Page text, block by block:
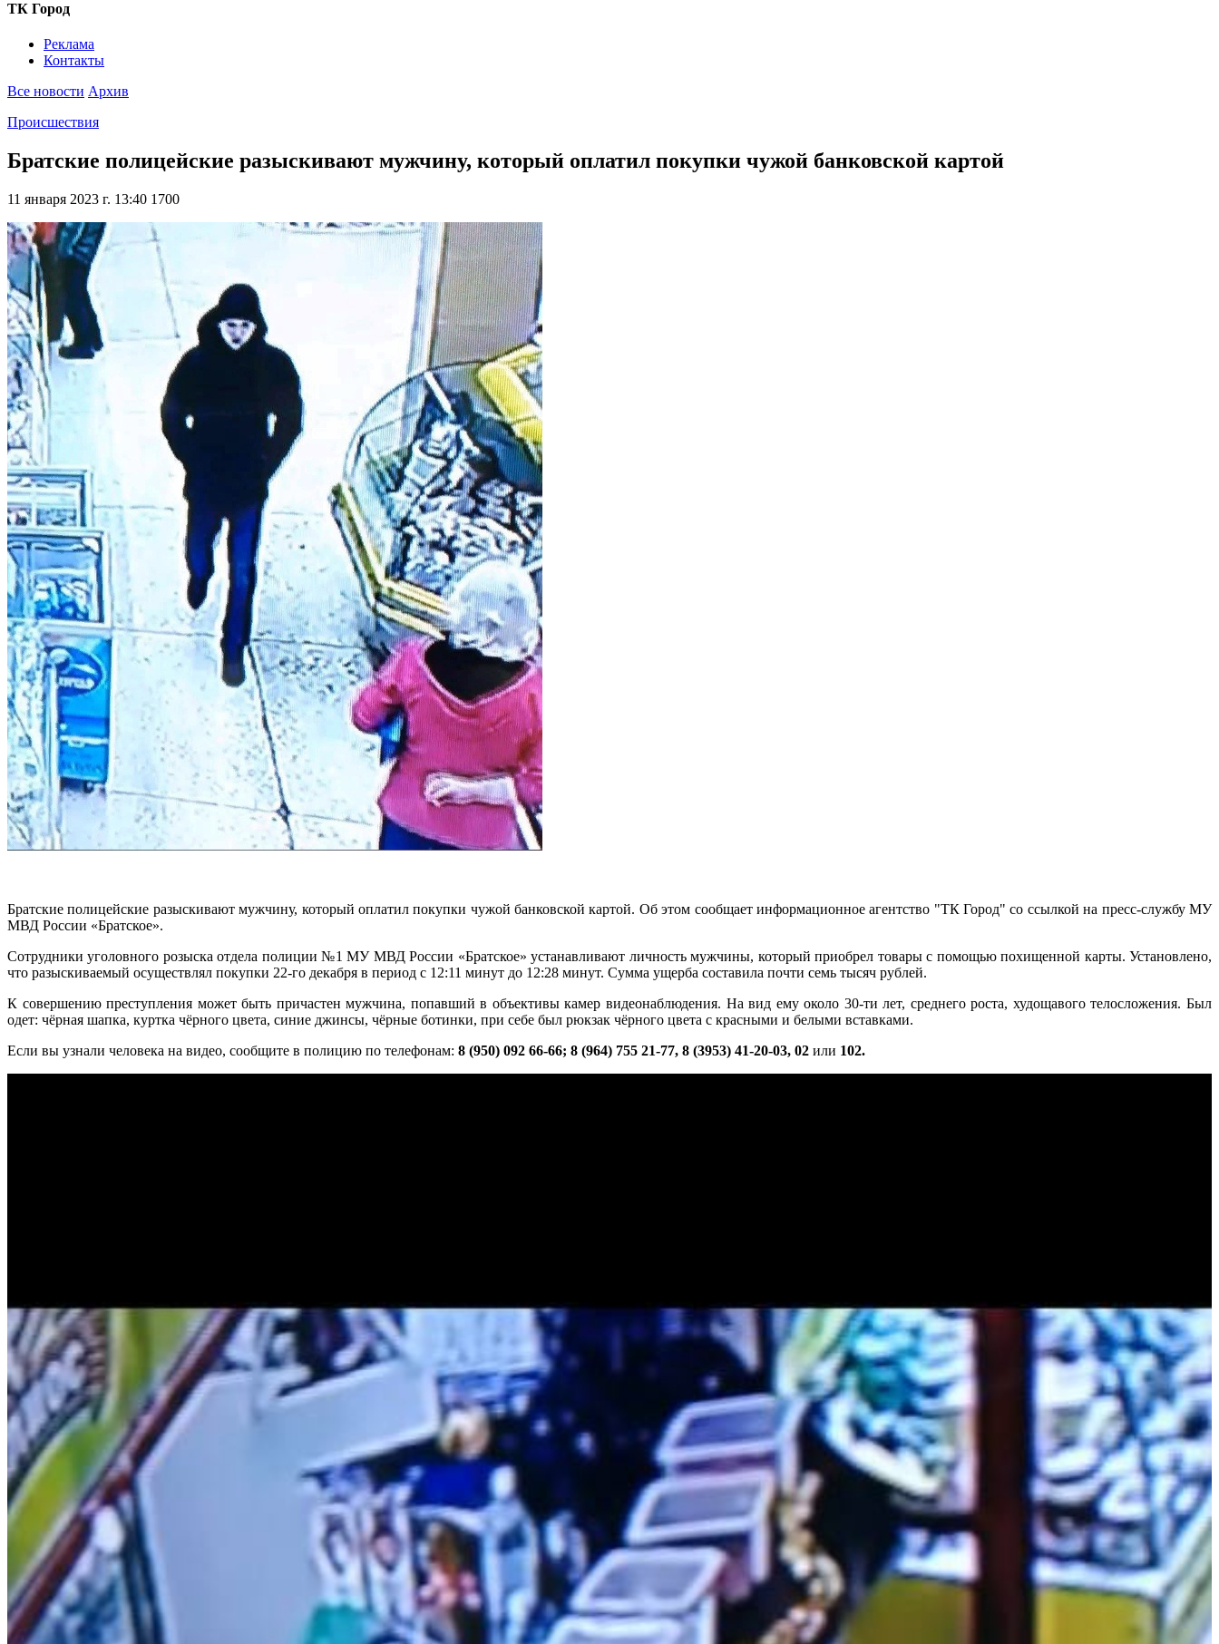
ТК Город
Реклама
Контакты
Все новости Архив
Происшествия
Братские полицейские разыскивают мужчину, который оплатил покупки чужой банковской картой
11 января 2023 г. 13:40 1700
Братские полицейские разыскивают мужчину, который оплатил покупки чужой банковской картой. Об этом сообщает информационное агентство "ТК Город" со ссылкой на пресс-службу МУ
МВД России «Братское».
Сотрудники уголовного розыска отдела полиции №1 МУ МВД России «Братское» устанавливают личность мужчины, который приобрел товары с помощью похищенной карты. Установлено,
что разыскиваемый осуществлял покупки 22-го декабря в период с 12:11 минут до 12:28 минут. Сумма ущерба составила почти семь тысяч рублей.
К совершению преступления может быть причастен мужчина, попавший в объективы камер видеонаблюдения. На вид ему около 30-ти лет, среднего роста, худощавого телосложения. Был
одет: чёрная шапка, куртка чёрного цвета, синие джинсы, чёрные ботинки, при себе был рюкзак чёрного цвета с красными и белыми вставками.
Если вы узнали человека на видео, сообщите в полицию по телефонам: 8 (950) 092 66-66; 8 (964) 755 21-77, 8 (3953) 41-20-03, 02 или 102.